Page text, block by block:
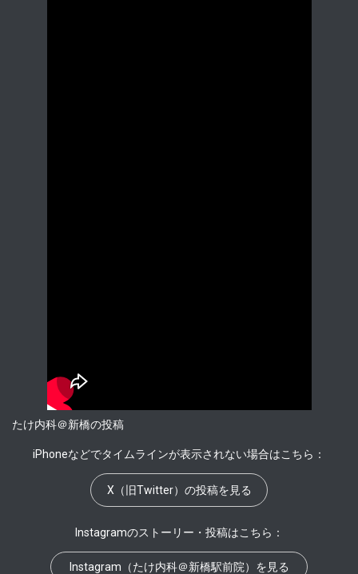
たけ内科＠新橋の投稿
iPhoneなどでタイムラインが表示されない場合はこちら：
X（旧Twitter）の投稿を見る
Instagramのストーリー・投稿はこちら：
Instagram（たけ内科＠新橋駅前院）を見る